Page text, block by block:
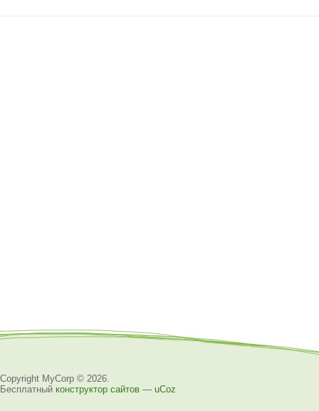
Copyright MyCorp © 2026
Бесплатный конструктор сайтов — uCoz